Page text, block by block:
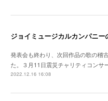
ジョイミュージカルカンパニー
発表会も終わり、次回作品の歌の稽
た。３月11日震災チャリティコンサ
2022.12.16 16:08